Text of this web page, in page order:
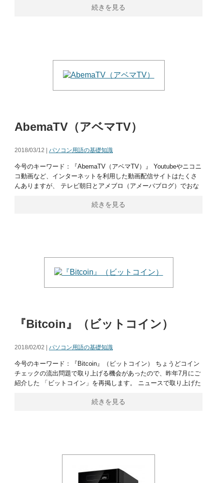
続きを見る
AbemaTV（アベマTV）
2018/03/12 | パソコン用語の基礎知識
今号のキーワード：『AbemaTV（アベマTV）』 Youtubeやニコニ
コ動画など、インターネットを利用した動画配信サイトはたくさ
んありますが、 テレビ朝日とアメブロ（アメーバブログ）でおな
続きを見る
『Bitcoin』（ビットコイン）
2018/02/02 | パソコン用語の基礎知識
今号のキーワード：『Bitcoin』（ビットコイン） ちょうどコイン
チェックの流出問題で取り上げる機会があったので、昨年7月にご
紹介した 「ビットコイン」を再掲します。 ニュースで取り上げた
続きを見る